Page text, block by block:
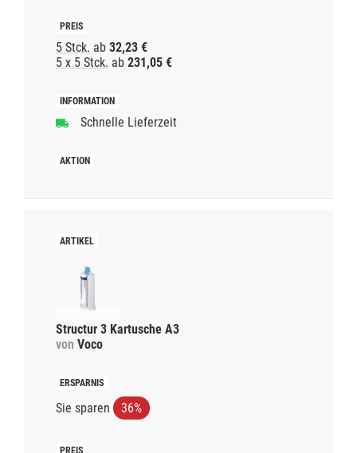
5 Stck. ab 32,23 €
5 x 5 Stck. ab 231,05 €
Schnelle Lieferzeit
Structur 3 Kartusche A3
von Voco
Sie sparen 36%